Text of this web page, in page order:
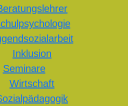
Inklusion
Seminare
Wirtschaft